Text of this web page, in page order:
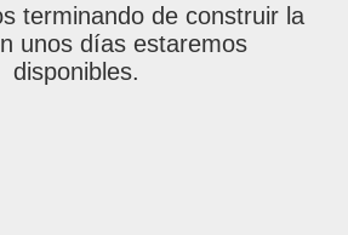
terminando de construir la
unos días estaremos
disponibles.